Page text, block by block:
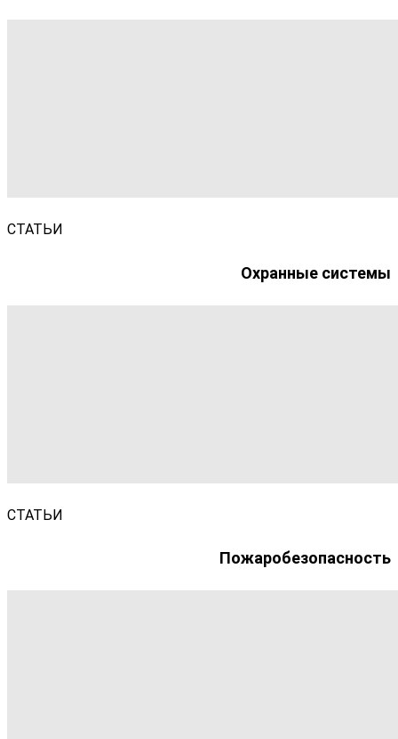
СТАТЬИ
Охранные системы
СТАТЬИ
Пожаробезопасность